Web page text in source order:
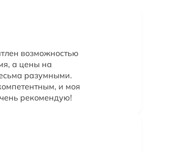
возможностью
а цены на
разумными.
и моя
рекомендую!